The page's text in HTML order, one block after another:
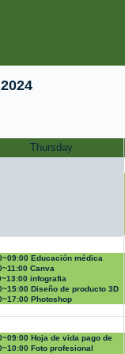
Thursday
Educación médica
Canva
infografia
Diseño de producto 3D
Photoshop
Hoja de vida pago de
Foto profesional